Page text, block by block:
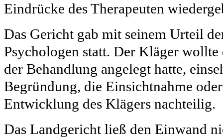
Eindrücke des Therapeuten
Das Gericht gab mit seinem Urteil
Psychologen statt. Der Kläger
der Behandlung angelegt hatte,
Begründung, die Einsichtnahme
Entwicklung des Klägers nachteilig.
Das Landgericht ließ den Einwand